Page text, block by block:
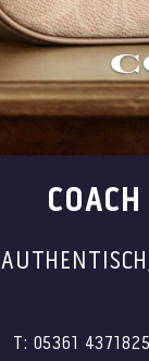
COACH
T: 05361